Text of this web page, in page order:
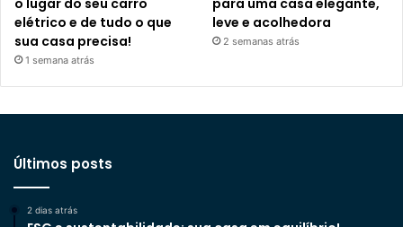
o lugar do seu carro
elétrico e de tudo o que
sua casa precisa!
1 semana atrás
para uma casa elegante,
leve e acolhedora
2 semanas atrás
Últimos posts
2 dias atrás